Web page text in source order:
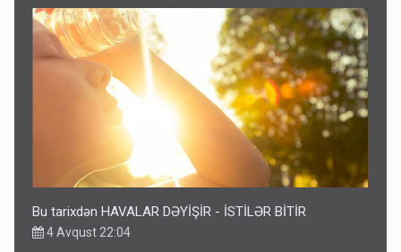
Bu tarixdən HAVALAR DƏYİŞİR - İSTİLƏR BİTİR
4 Avqust 22:04